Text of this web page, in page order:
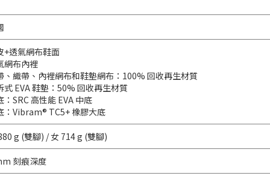
+透氣網布鞋面
網布內裡
、織帶、內裡網布和鞋墊網布：100% 回收再生材質
式 EVA 鞋墊：50% 回收再生材質
：SRC 高性能 EVA 中底
：Vibram® TC5+ 橡膠大底
g (雙腳) / 女 714 g (雙腳)
刻痕深度